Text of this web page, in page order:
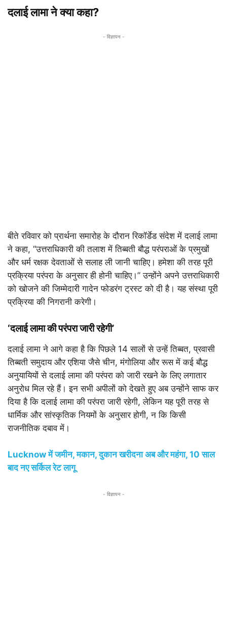
दलाई लामा ने क्या कहा?
- विज्ञापन -
बीते रविवार को प्रार्थना समारोह के दौरान रिकॉर्डेड संदेश में दलाई लामा
ने कहा, “उत्तराधिकारी की तलाश में तिब्बती बौद्ध परंपराओं के प्रमुखों
और धर्म रक्षक देवताओं से सलाह ली जानी चाहिए। हमेशा की तरह पूरी
प्रक्रिया परंपरा के अनुसार ही होनी चाहिए।” उन्होंने अपने उत्तराधिकारी
को खोजने की जिम्मेदारी गादेन फोडरंग ट्रस्ट को दी है। यह संस्था पूरी
प्रक्रिया की निगरानी करेगी।
‘दलाई लामा की परंपरा जारी रहेगी’
दलाई लामा ने आगे कहा है कि पिछले 14 सालों से उन्हें तिब्बत, प्रवासी
तिब्बती समुदाय और एशिया जैसे चीन, मंगोलिया और रूस में कई बौद्ध
अनुयायियों से दलाई लामा की परंपरा को जारी रखने के लिए लगातार
अनुरोध मिल रहे हैं। इन सभी अपीलों को देखते हुए अब उन्होंने साफ कर
दिया है कि दलाई लामा की परंपरा जारी रहेगी, लेकिन यह पूरी तरह से
धार्मिक और सांस्कृतिक नियमों के अनुसार होगी, न कि किसी
राजनीतिक दबाव में।
Lucknow में जमीन, मकान, दुकान खरीदना अब और महंगा, 10 साल
बाद नए सर्किल रेट लागू
- विज्ञापन -